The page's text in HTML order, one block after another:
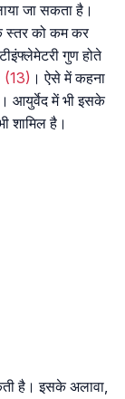
जा सकता है।
स्तर को कम कर
गुण होते
(13) । ऐसे में कहना
आयुर्वेद में भी इसके
शामिल है।
है। इसके अलावा,